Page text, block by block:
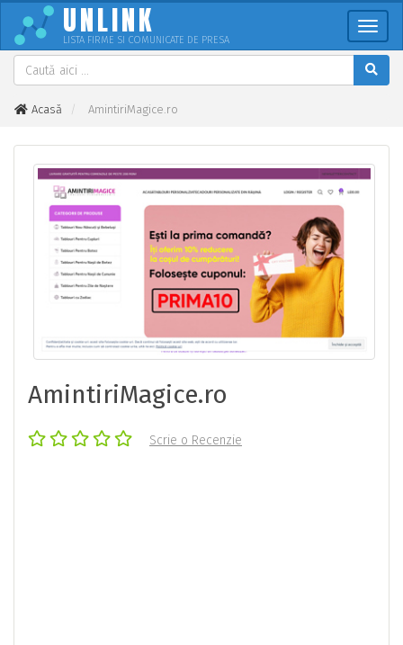
UNLINK
LISTA FIRME SI COMUNICATE DE PRESA
Acasă AmintiriMagice.ro
AmintiriMagice.ro
Scrie o Recenzie